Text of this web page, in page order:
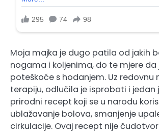
Moja majka je dugo patila od jakih
nogama i koljenima, do te mjere da
poteškoće s hodanjem. Uz redovnu
terapiju, odlučila je isprobati i jedan
prirodni recept koji se u narodu
ublažavanje bolova, smanjenje
cirkulacije. Ovaj recept nije